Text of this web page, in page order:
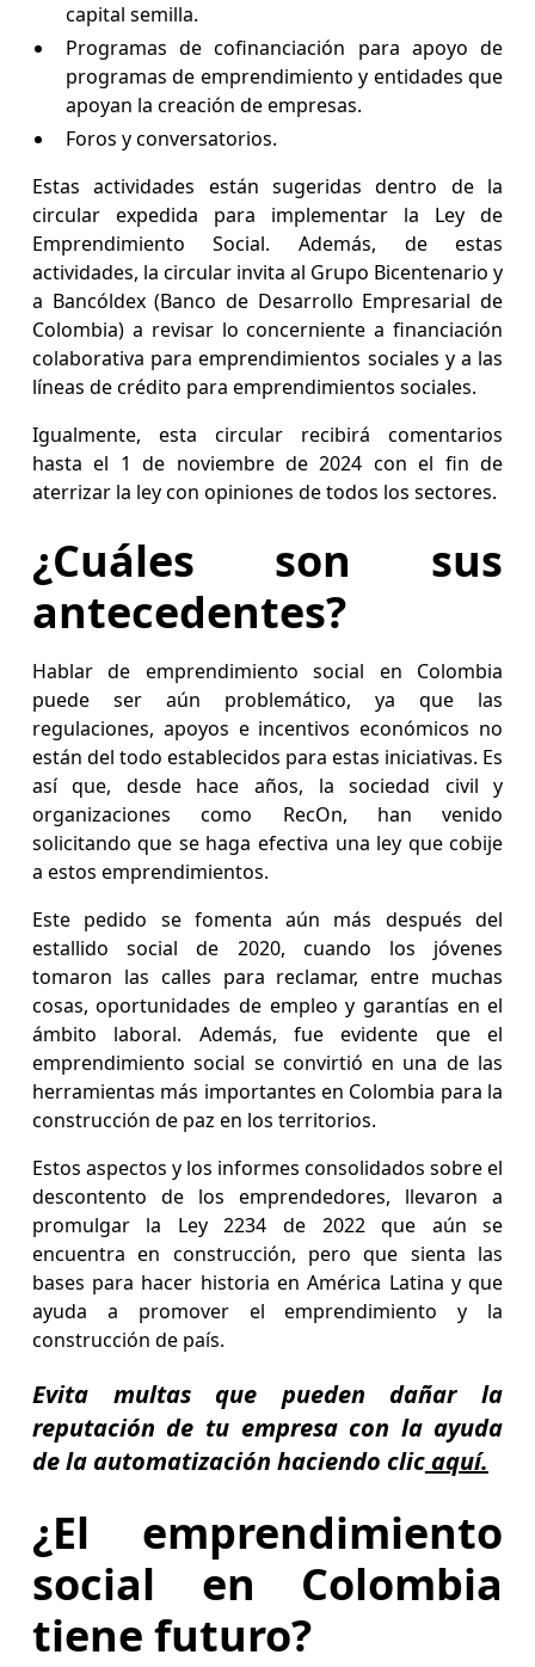
capital semilla.
Programas de cofinanciación para apoyo de
programas de emprendimiento y entidades que
apoyan la creación de empresas.
Foros y conversatorios.
Estas actividades están sugeridas dentro de la
circular expedida para implementar la Ley de
Emprendimiento Social. Además, de estas
actividades, la circular invita al Grupo Bicentenario y
a Bancóldex (Banco de Desarrollo Empresarial de
Colombia) a revisar lo concerniente a financiación
colaborativa para emprendimientos sociales y a las
líneas de crédito para emprendimientos sociales.
Igualmente, esta circular recibirá comentarios
hasta el 1 de noviembre de 2024 con el fin de
aterrizar la ley con opiniones de todos los sectores.
¿Cuáles son sus
antecedentes?
Hablar de emprendimiento social en Colombia
puede ser aún problemático, ya que las
regulaciones, apoyos e incentivos económicos no
están del todo establecidos para estas iniciativas. Es
así que, desde hace años, la sociedad civil y
organizaciones como RecOn, han venido
solicitando que se haga efectiva una ley que cobije
a estos emprendimientos.
Este pedido se fomenta aún más después del
estallido social de 2020, cuando los jóvenes
tomaron las calles para reclamar, entre muchas
cosas, oportunidades de empleo y garantías en el
ámbito laboral. Además, fue evidente que el
emprendimiento social se convirtió en una de las
herramientas más importantes en Colombia para la
construcción de paz en los territorios.
Estos aspectos y los informes consolidados sobre el
descontento de los emprendedores, llevaron a
promulgar la Ley 2234 de 2022 que aún se
encuentra en construcción, pero que sienta las
bases para hacer historia en América Latina y que
ayuda a promover el emprendimiento y la
construcción de país.
Evita multas que pueden dañar la
reputación de tu empresa con la ayuda
de la automatización haciendo clicaquí.
¿El emprendimiento
social en Colombia
tiene futuro?